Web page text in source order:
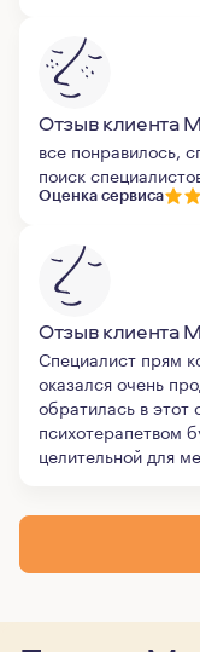
Отзыв клиента
все понравилось,
поиск
Оценка сервиса
Отзыв клиента
Специалист прям
оказался очень
обратилась в этот
психотерапетвом
целительной для